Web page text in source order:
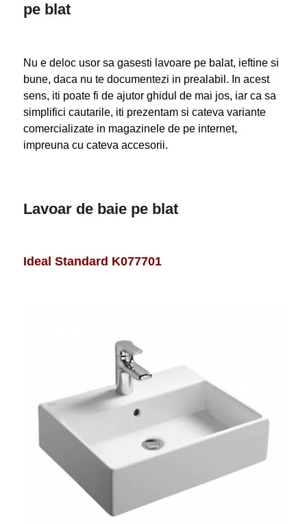
pe blat
Nu e deloc usor sa gasesti lavoare pe balat, ieftine si
bune, daca nu te documentezi in prealabil. In acest
sens, iti poate fi de ajutor ghidul de mai jos, iar ca sa
simplifici cautarile, iti prezentam si cateva variante
comercializate in magazinele de pe internet,
impreuna cu cateva accesorii.
Lavoar de baie pe blat
Ideal Standard K077701